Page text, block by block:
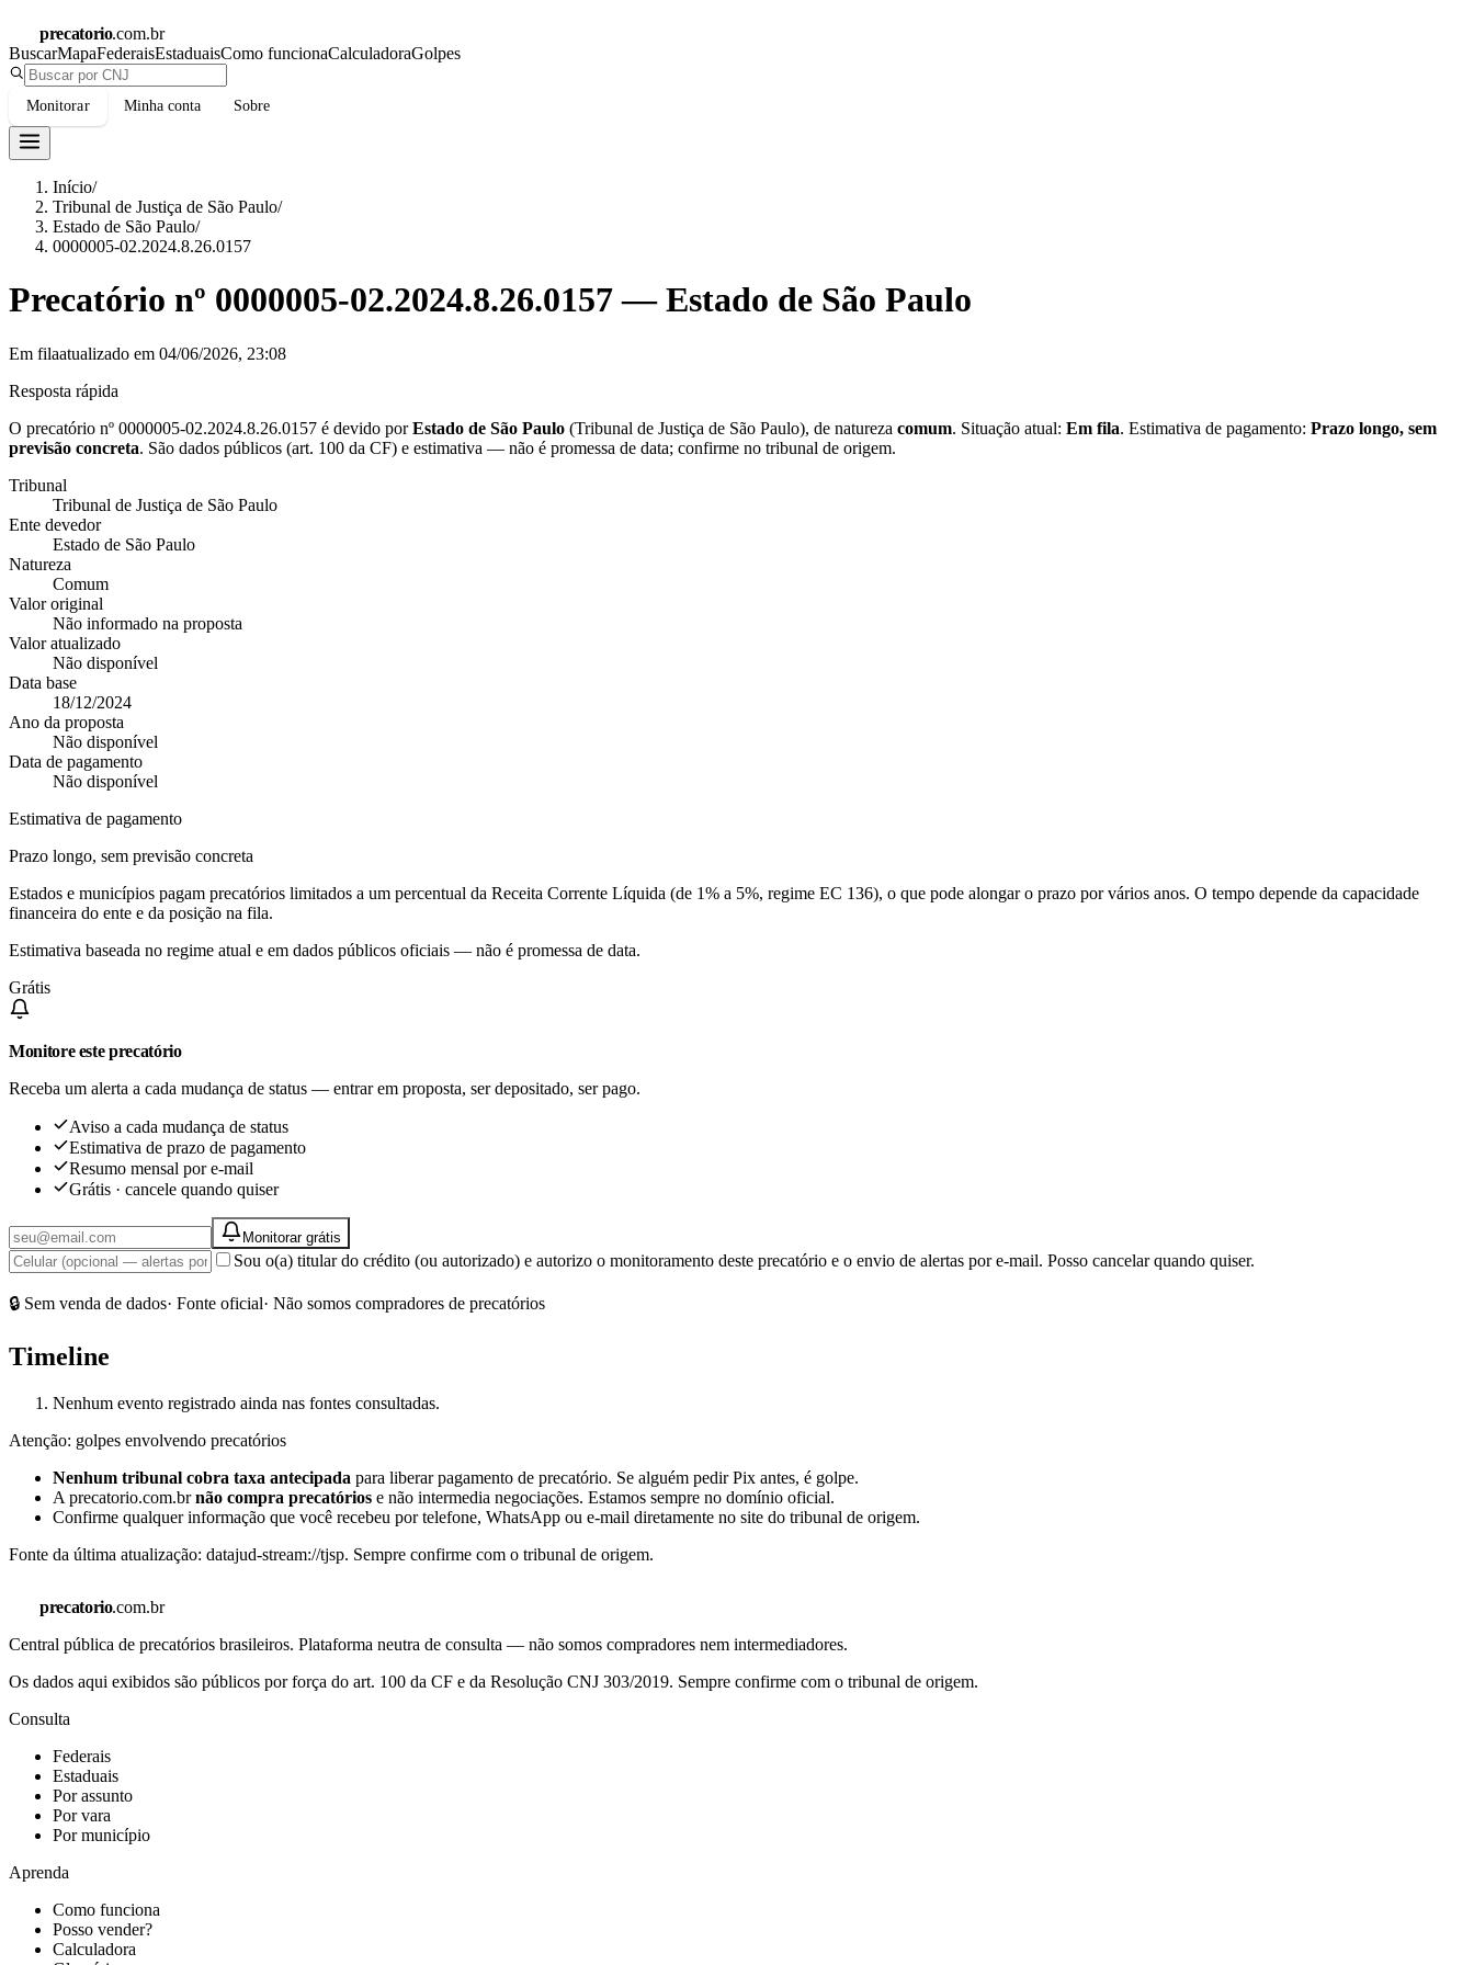
precatorio.com.br
BuscarMapaFederaisEstaduaisComo funcionaCalculadoraGolpes
Monitorar Minha conta Sobre
Início/
Tribunal de Justiça de São Paulo/
Estado de São Paulo/
0000005-02.2024.8.26.0157
Precatório nº 0000005-02.2024.8.26.0157—Estado de São Paulo
Em filaatualizado em 04/06/2026, 23:08
Resposta rápida
O precatório nº 0000005-02.2024.8.26.0157 é devido porEstado de São Paulo (Tribunal de Justiça de São Paulo), de natureza comum. Situação atual: Em fila. Estimativa de pagamento: Prazo longo, sem
previsão concreta. São dados públicos (art. 100 da CF) e estimativa — não é promessa de data; confirme no tribunal de origem.
Tribunal
Tribunal de Justiça de São Paulo
Ente devedor
Estado de São Paulo
Natureza
Comum
Valor original
Não informado na proposta
Valor atualizado
Não disponível
Data base
18/12/2024
Ano da proposta
Não disponível
Data de pagamento
Não disponível
Estimativa de pagamento
Prazo longo, sem previsão concreta
Estados e municípios pagam precatórios limitados a um percentual da Receita Corrente Líquida (de 1% a 5%, regime EC 136), o que pode alongar o prazo por vários anos. O tempo depende da capacidade
financeira do ente e da posição na fila.
Estimativa baseada no regime atual e em dados públicos oficiais — não é promessa de data.
Grátis
Monitore este precatório
Receba um alerta a cada mudança de status — entrar em proposta, ser depositado, ser pago.
Aviso a cada mudança de status
Estimativa de prazo de pagamento
Resumo mensal por e-mail
Grátis · cancele quando quiser
Monitorar grátis
Sou o(a) titular do crédito (ou autorizado) e autorizo o monitoramento deste precatório e o envio de alertas por e-mail. Posso cancelar quando quiser.
🔒 Sem venda de dados· Fonte oficial· Não somos compradores de precatórios
Timeline
Nenhum evento registrado ainda nas fontes consultadas.
Atenção: golpes envolvendo precatórios
Nenhum tribunal cobra taxa antecipada para liberar pagamento de precatório. Se alguém pedir Pix antes, é golpe.
A precatorio.com.brnão compra precatórios e não intermedia negociações. Estamos sempre no domínio oficial.
Confirme qualquer informação que você recebeu por telefone, WhatsApp ou e-mail diretamente no site do tribunal de origem.
Fonte da última atualização: datajud-stream://tjsp. Sempre confirme com o tribunal de origem.
precatorio.com.br
Central pública de precatórios brasileiros. Plataforma neutra de consulta — não somos compradores nem intermediadores.
Os dados aqui exibidos são públicos por força do art. 100 da CF e da Resolução CNJ 303/2019. Sempre confirme com o tribunal de origem.
Consulta
Federais
Estaduais
Por assunto
Por vara
Por município
Aprenda
Como funciona
Posso vender?
Calculadora